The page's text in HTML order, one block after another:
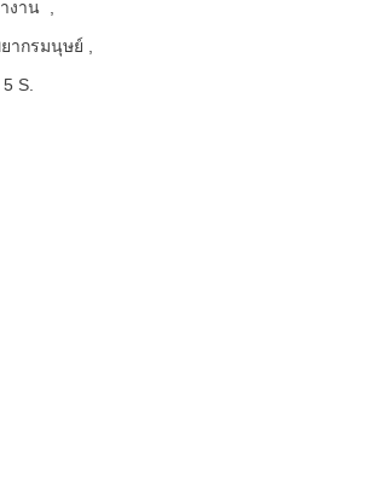
าน ,
กรมนุษย์ ,
S.